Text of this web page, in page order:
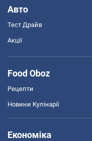
Авто
Тест Драйв
Акції
Food Oboz
Рецепти
Новини Кулінарії
Економіка